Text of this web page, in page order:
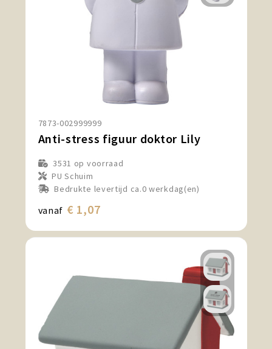
7873-002999999
Anti-stress figuur doktor Lily
3531 op voorraad
PU Schuim
Bedrukte levertijd ca.0 werkdag(en)
vanaf € 1,07